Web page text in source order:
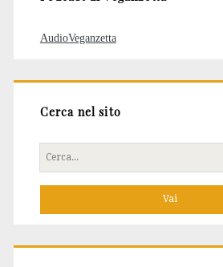
AudioVeganzetta
Cerca nel sito
Cerca
per: